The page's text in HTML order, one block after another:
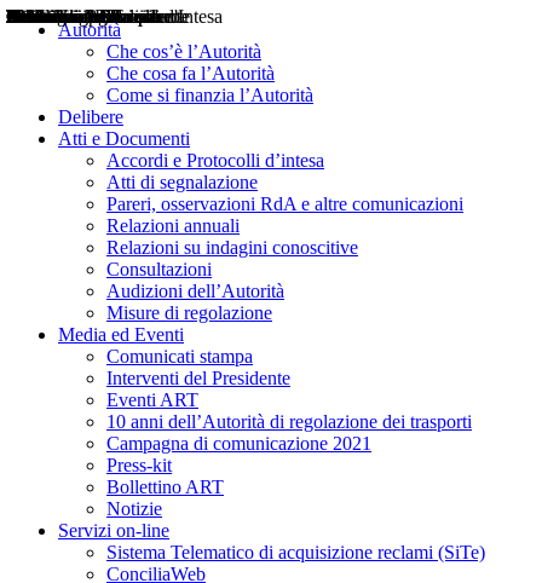
Autorità
Che cos’è l’Autorità
Che cosa fa l’Autorità
Come si finanzia l’Autorità
Delibere
Atti e Documenti
Accordi e Protocolli d’intesa
Atti di segnalazione
Pareri, osservazioni RdA e altre comunicazioni
Relazioni annuali
Relazioni su indagini conoscitive
Consultazioni
Audizioni dell’Autorità
Misure di regolazione
Media ed Eventi
Comunicati stampa
Interventi del Presidente
Eventi ART
10 anni dell’Autorità di regolazione dei trasporti
Campagna di comunicazione 2021
Press-kit
Bollettino ART
Notizie
Servizi on-line
Sistema Telematico di acquisizione reclami (SiTe)
ConciliaWeb
Delibere
Pareri
Consultazioni
Audizioni
Atti di Segnalazione
Accordi e Protocolli d'Intesa
Relazioni annuali
Misure di regolazione
Notizie
Comunicati Stampa
Bollettini ART
Convegni ART
Interviste del Presidente
Articoli in primo piano
Interventi del Presidente
2004
2005
2010
2013
2014
2015
2016
2017
2018
2019
202
2020
2021
2022
2023
2024
2025
2026
Aereo
Marittimo
Terrestre